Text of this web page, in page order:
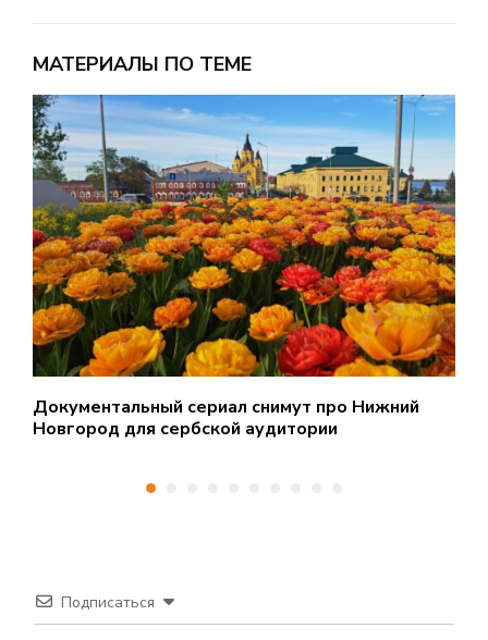
МАТЕРИАЛЫ ПО ТЕМЕ
Документальный сериал снимут про Нижний
Новгород для сербской аудитории
Подписаться